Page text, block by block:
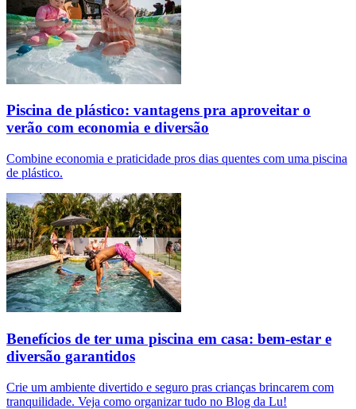
Piscina de plástico: vantagens pra aproveitar o
verão com economia e diversão
Combine economia e praticidade pros dias quentes com uma piscina
de plástico.
Benefícios de ter uma piscina em casa: bem-estar e
diversão garantidos
Crie um ambiente divertido e seguro pras crianças brincarem com
tranquilidade. Veja como organizar tudo no Blog da Lu!